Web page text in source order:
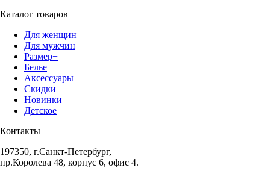
Каталог товаров
Для женщин
Для мужчин
Размер+
Белье
Аксессуары
Скидки
Новинки
Детское
Контакты
197350, г.Санкт-Петербург,
пр.Королева 48, корпус 6, офис 4.